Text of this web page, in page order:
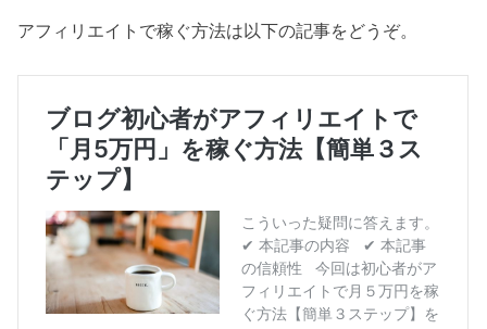
アフィリエイトで稼ぐ方法は以下の記事をどうぞ。